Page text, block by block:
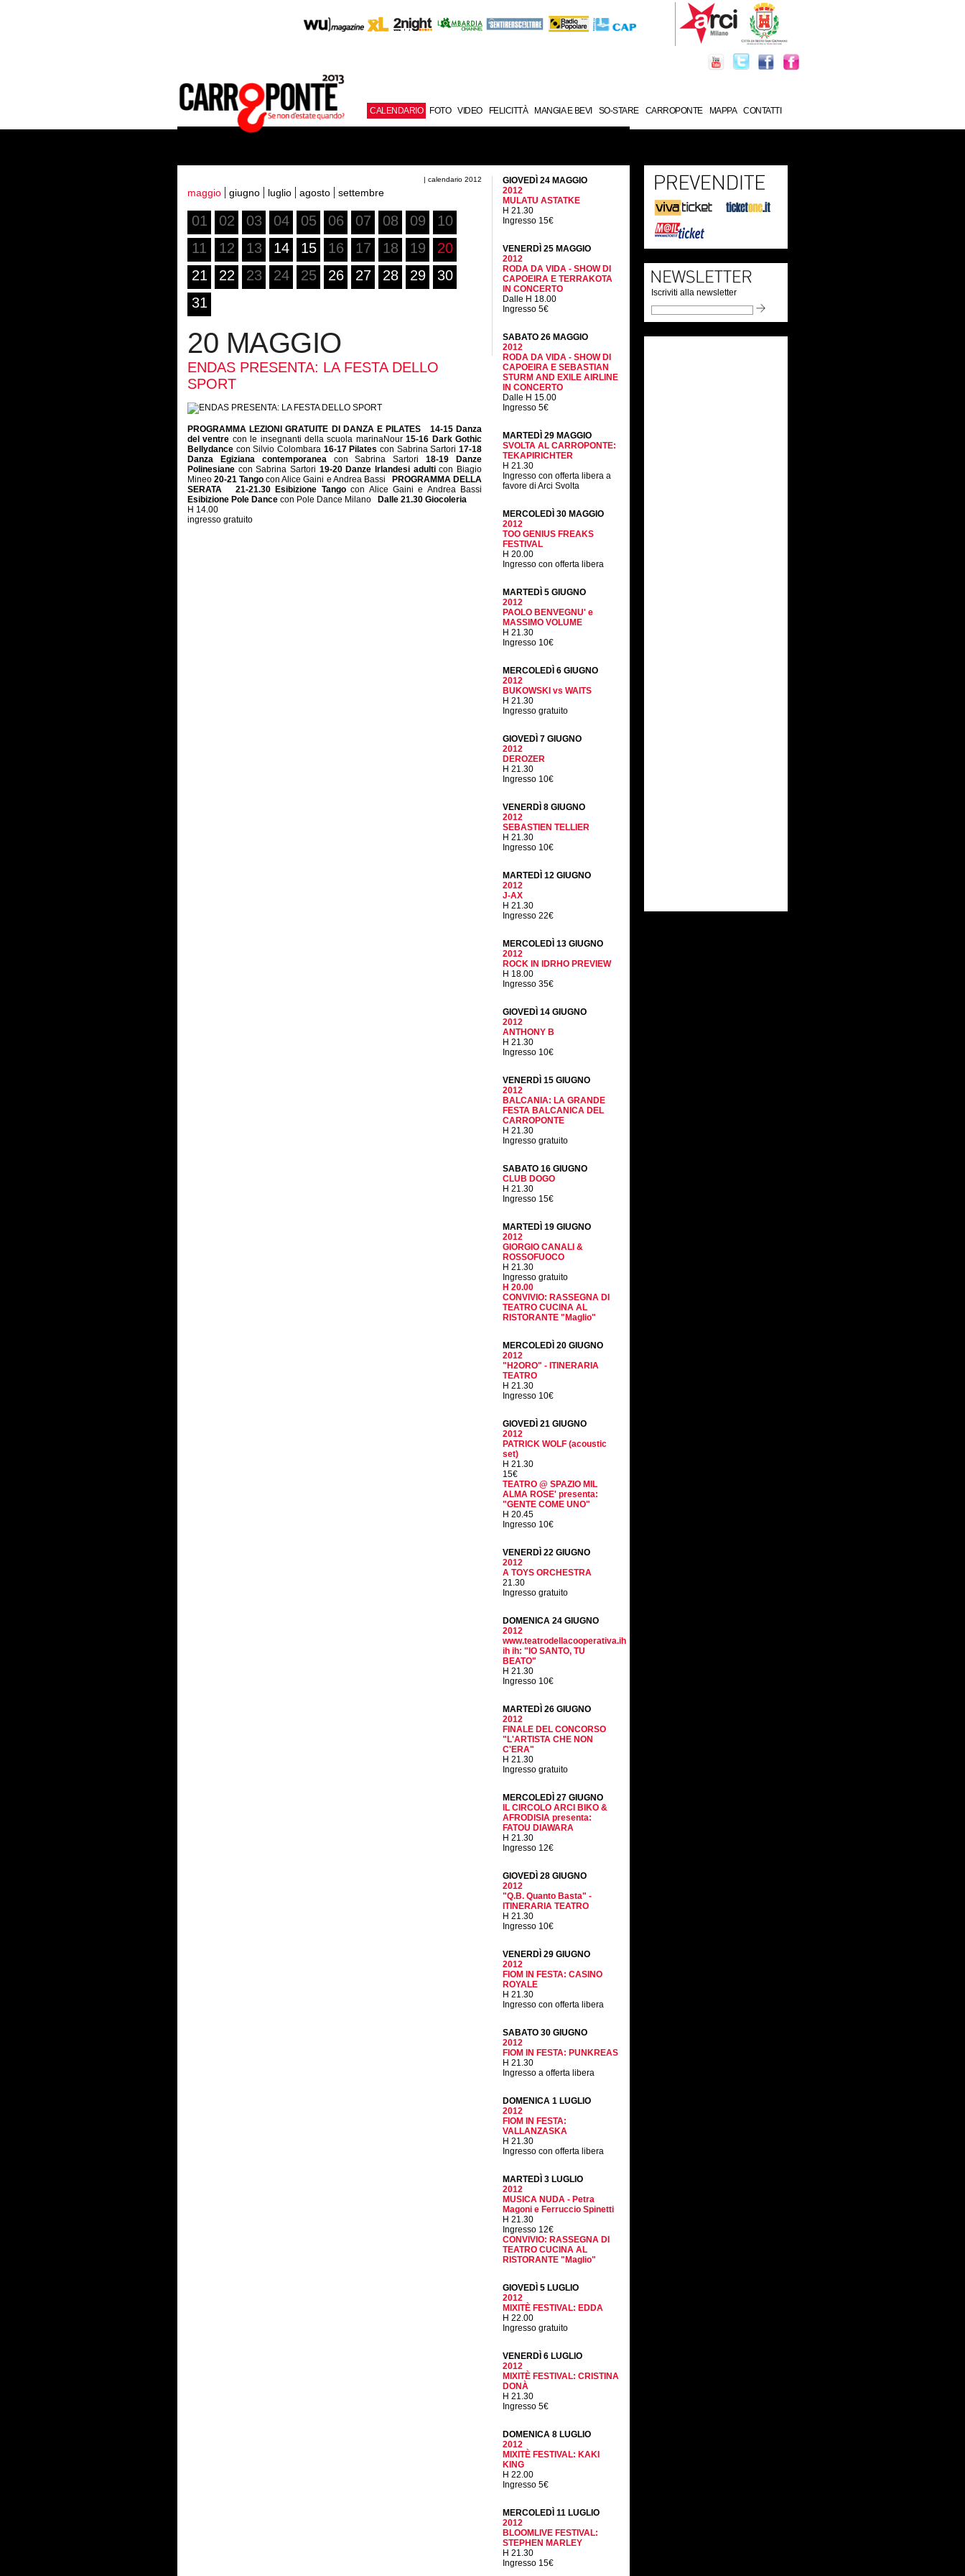
CALENDARIO FOTO VIDEO FELICITTÀ MANGIA E BEVI SO-STARE CARROPONTE MAPPA CONTATTI
| calendario 2012
maggio giugno luglio agosto settembre
01 02 03 04 05 06 07 08 09
10
11
12 13 14 15 16 17 18 19
20
21
22 23 24 25 26 27 28 29
30
31
20 MAGGIO
ENDAS PRESENTA: LA FESTA DELLO
SPORT
PROGRAMMA LEZIONI GRATUITE DI DANZA E PILATES 14-15 Danza
del ventre con le insegnanti della scuola marinaNour 15-16 Dark Gothic
Bellydance con Silvio Colombara 16-17 Pilatescon Sabrina Sartori17-18
Danza Egiziana contemporanea con Sabrina Sartori18-19 Danze
Polinesiane con Sabrina Sartori 19-20 Danze Irlandesi adulticon Biagio
Mineo20-21 Tangocon Alice Gaini e Andrea Bassi
PROGRAMMA DELLA
SERATA
21-21.30 Esibizione Tangocon Alice Gaini e Andrea Bassi
Esibizione Pole Dance con Pole Dance Milano
Dalle 21.30 Giocoleria
H 14.00
ingresso gratuito
GIOVEDÌ 24 MAGGIO
2012
MULATU ASTATKE
H 21.30
Ingresso 15€
VENERDÌ 25 MAGGIO
2012
RODA DA VIDA - SHOW DI
CAPOEIRA E TERRAKOTA
IN CONCERTO
Dalle H 18.00
Ingresso 5€
SABATO 26 MAGGIO
2012
RODA DA VIDA - SHOW DI
CAPOEIRA E SEBASTIAN
STURM AND EXILE AIRLINE
IN CONCERTO
Dalle H 15.00
Ingresso 5€
MARTEDÌ 29 MAGGIO
SVOLTA AL CARROPONTE:
TEKAPIRICHTER
H 21.30
Ingresso con offerta libera a
favore di Arci Svolta
MERCOLEDÌ 30 MAGGIO
2012
TOO GENIUS FREAKS
FESTIVAL
H 20.00
Ingresso con offerta libera
MARTEDÌ 5 GIUGNO
2012
PAOLO BENVEGNU' e
MASSIMO VOLUME
H 21.30
Ingresso 10€
MERCOLEDÌ 6 GIUGNO
2012
BUKOWSKI vs WAITS
H 21.30
Ingresso gratuito
GIOVEDÌ 7 GIUGNO
2012
DEROZER
H 21.30
Ingresso 10€
VENERDÌ 8 GIUGNO
2012
SEBASTIEN TELLIER
H 21.30
Ingresso 10€
MARTEDÌ 12 GIUGNO
2012
J-AX
H 21.30
Ingresso 22€
MERCOLEDÌ 13 GIUGNO
2012
ROCK IN IDRHO PREVIEW
H 18.00
Ingresso 35€
GIOVEDÌ 14 GIUGNO
2012
ANTHONY B
H 21.30
Ingresso 10€
VENERDÌ 15 GIUGNO
2012
BALCANIA: LA GRANDE
FESTA BALCANICA DEL
CARROPONTE
H 21.30
Ingresso gratuito
SABATO 16 GIUGNO
CLUB DOGO
H 21.30
Ingresso 15€
MARTEDÌ 19 GIUGNO
2012
GIORGIO CANALI &
ROSSOFUOCO
H 21.30
Ingresso gratuito
H 20.00
CONVIVIO: RASSEGNA DI
TEATRO CUCINA AL
RISTORANTE "Maglio"
MERCOLEDÌ 20 GIUGNO
2012
"H2ORO" - ITINERARIA
TEATRO
H 21.30
Ingresso 10€
GIOVEDÌ 21 GIUGNO
2012
PATRICK WOLF (acoustic
set)
H 21.30
15€
TEATRO @ SPAZIO MIL
ALMA ROSE' presenta:
"GENTE COME UNO"
H 20.45
Ingresso 10€
VENERDÌ 22 GIUGNO
2012
A TOYS ORCHESTRA
21.30
Ingresso gratuito
DOMENICA 24 GIUGNO
2012
www.teatrodellacooperativa.ih
ih ih: "IO SANTO, TU
BEATO"
H 21.30
Ingresso 10€
MARTEDÌ 26 GIUGNO
2012
FINALE DEL CONCORSO
"L'ARTISTA CHE NON
C'ERA"
H 21.30
Ingresso gratuito
MERCOLEDÌ 27 GIUGNO
IL CIRCOLO ARCI BIKO &
AFRODISIA presenta:
FATOU DIAWARA
H 21.30
Ingresso 12€
GIOVEDÌ 28 GIUGNO
2012
"Q.B. Quanto Basta" -
ITINERARIA TEATRO
H 21.30
Ingresso 10€
VENERDÌ 29 GIUGNO
2012
FIOM IN FESTA: CASINO
ROYALE
H 21.30
Ingresso con offerta libera
SABATO 30 GIUGNO
2012
FIOM IN FESTA: PUNKREAS
H 21.30
Ingresso a offerta libera
DOMENICA 1 LUGLIO
2012
FIOM IN FESTA:
VALLANZASKA
H 21.30
Ingresso con offerta libera
MARTEDÌ 3 LUGLIO
2012
MUSICA NUDA - Petra
Magoni e Ferruccio Spinetti
H 21.30
Ingresso 12€
CONVIVIO: RASSEGNA DI
TEATRO CUCINA AL
RISTORANTE "Maglio"
GIOVEDÌ 5 LUGLIO
2012
MIXITÈ FESTIVAL: EDDA
H 22.00
Ingresso gratuito
VENERDÌ 6 LUGLIO
2012
MIXITÈ FESTIVAL: CRISTINA
DONÀ
H 21.30
Ingresso 5€
DOMENICA 8 LUGLIO
2012
MIXITÈ FESTIVAL: KAKI
KING
H 22.00
Ingresso 5€
MERCOLEDÌ 11 LUGLIO
2012
BLOOMLIVE FESTIVAL:
STEPHEN MARLEY
H 21.30
Ingresso 15€
Iscriviti alla newsletter